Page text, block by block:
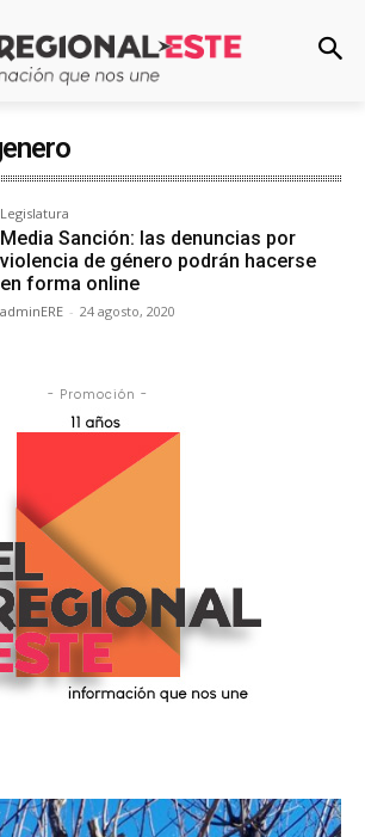
Legislatura
Media Sanción: las denuncias por
violencia de género podrán hacerse
en forma online
adminERE - 24 agosto, 2020
- Promoción -